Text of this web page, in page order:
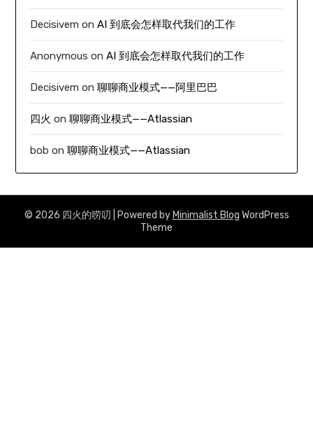
Decisivem onAI 到底会怎样取代我们的工作
Anonymous onAI 到底会怎样取代我们的工作
Decisivem on聊聊商业模式——阿里巴巴
四火 on聊聊商业模式——Atlassian
bob on聊聊商业模式——Atlassian
© 2026 四火的唠叨 | Powered by Minimalist Blog WordPress
Theme